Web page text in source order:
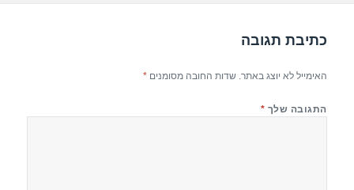
כתיבת תגובה
האימייל לא יוצג באתר. שדות החובה מסומנים*
התגובה שלך *